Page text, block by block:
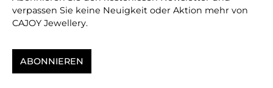
verpassen Sie keine Neuigkeit oder Aktion mehr von
CAJOY Jewellery.
ABONNIEREN